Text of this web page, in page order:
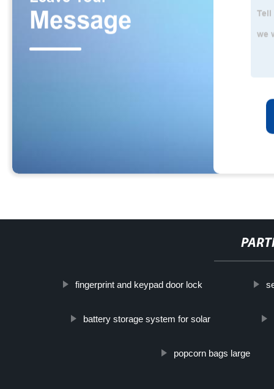
fingerprint and keypad door lock
battery storage system for solar
popcorn bags large